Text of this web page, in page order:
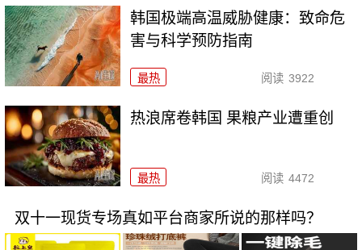
韩国极端高温威胁健康：致命危
害与科学预防指南
最热 阅读 3922
热浪席卷韩国 果粮产业遭重创
最热 阅读 4472
双十一现货专场真如平台商家所说的那样吗？